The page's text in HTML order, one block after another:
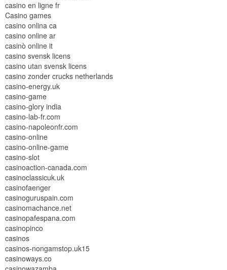
casino en ligne fr
Casino games
casino onlina ca
casino online ar
casinò online it
casino svensk licens
casino utan svensk licens
casino zonder crucks netherlands
casino-energy.uk
casino-game
casino-glory india
casino-lab-fr.com
casino-napoleonfr.com
casino-online
casino-online-game
casino-slot
casinoaction-canada.com
casinoclassicuk.uk
casinofaenger
casinoguruspain.com
casinomachance.net
casinopafespana.com
casinopinco
casinos
casinos-nongamstop.uk15
casinoways.co